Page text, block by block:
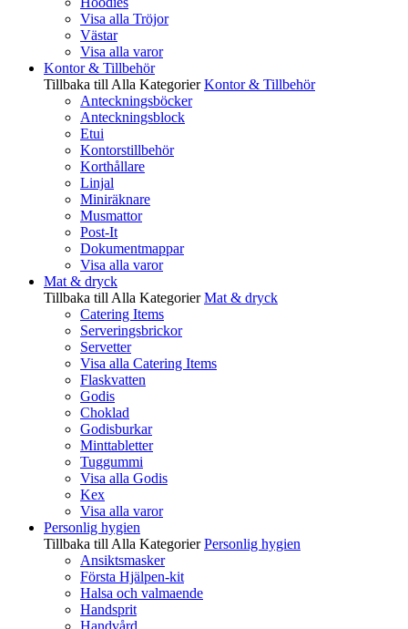
Visa alla Tröjor
Västar
Visa alla varor
Kontor & Tillbehör
Tillbaka till Alla Kategorier Kontor & Tillbehör
Anteckningsböcker
Anteckningsblock
Etui
Kontorstillbehör
Korthållare
Linjal
Miniräknare
Musmattor
Post-It
Dokumentmappar
Visa alla varor
Mat & dryck
Tillbaka till Alla Kategorier Mat & dryck
Catering Items
Serveringsbrickor
Servetter
Visa alla Catering Items
Flaskvatten
Godis
Choklad
Godisburkar
Minttabletter
Tuggummi
Visa alla Godis
Kex
Visa alla varor
Personlig hygien
Tillbaka till Alla Kategorier Personlig hygien
Ansiktsmasker
Första Hjälpen-kit
Halsa och valmaende
Handsprit
Handvård